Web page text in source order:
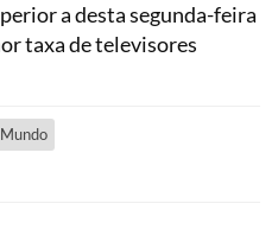
a desta segunda-feira
taxa de televisores